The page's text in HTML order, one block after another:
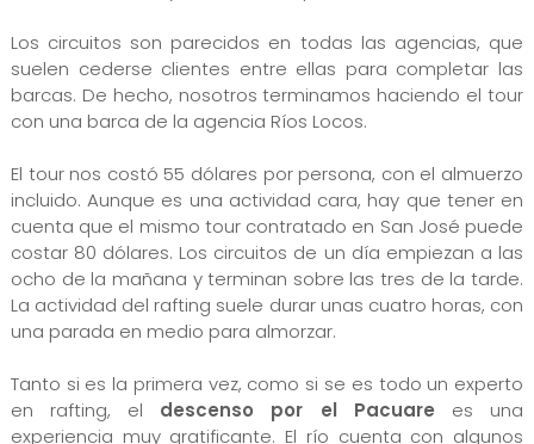
Los circuitos son parecidos en todas las agencias, que
suelen cederse clientes entre ellas para completar las
barcas. De hecho, nosotros terminamos haciendo el tour
con una barca de la agencia Ríos Locos.
El tour nos costó 55 dólares por persona, con el almuerzo
incluido. Aunque es una actividad cara, hay que tener en
cuenta que el mismo tour contratado en San José puede
costar 80 dólares. Los circuitos de un día empiezan a las
ocho de la mañana y terminan sobre las tres de la tarde.
La actividad del rafting suele durar unas cuatro horas, con
una parada en medio para almorzar.
Tanto si es la primera vez, como si se es todo un experto
en rafting, el descenso por el Pacuare es una
experiencia muy gratificante. El río cuenta con algunos